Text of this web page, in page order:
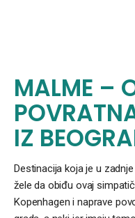
MALME –
IZ
Destinacija koja je u
žele da obiđu ovaj
Kopenhagen i naprave